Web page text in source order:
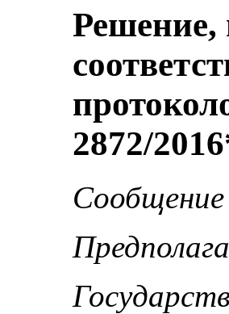
Решение,
2872/2016